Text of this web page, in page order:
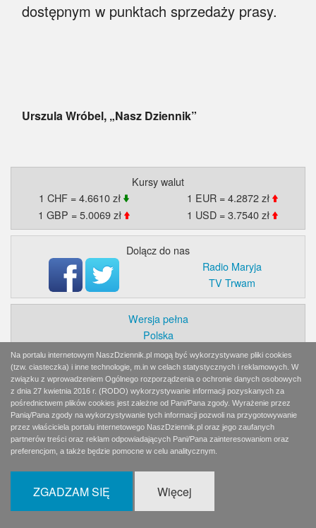
dostępnym w punktach sprzedaży prasy.
Urszula Wróbel, „Nasz Dziennik”
Kursy walut
1 CHF = 4.6610 zł
1 EUR = 4.2872 zł
1 GBP = 5.0069 zł
1 USD = 3.7540 zł
Dolącz do nas
Radio Maryja
TV Trwam
Wersja pełna
Polska
Świat
Ekonomia
Myśl
Wiara
Sport
BlogiAiD
Zaproszenia
Kontakt
Na portalu internetowym NaszDziennik.pl mogą być wykorzystywane pliki cookies
(tzw. ciasteczka) i inne technologie, m.in w celach statystycznych i reklamowych. W
związku z wprowadzeniem Ogólnego rozporządzenia o ochronie danych osobowych
z dnia 27 kwietnia 2016 r. (RODO) wykorzystywanie informacji pozyskanych za
pośrednictwem plików cookies jest zależne od Pani/Pana zgody. Wyrażenie przez
Panią/Pana zgody na wykorzystywanie tych informacji pozwoli na przygotowywanie
przez właściciela portalu internetowego NaszDziennik.pl oraz jego zaufanych
partnerów treści oraz reklam odpowiadających Pani/Pana zainteresowaniom oraz
preferencjom, a także będzie pomocne w celu analitycznym.
ZGADZAM SIĘ Więcej